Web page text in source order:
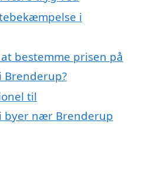
i
bestemme prisen på
til
byer nær Brenderup